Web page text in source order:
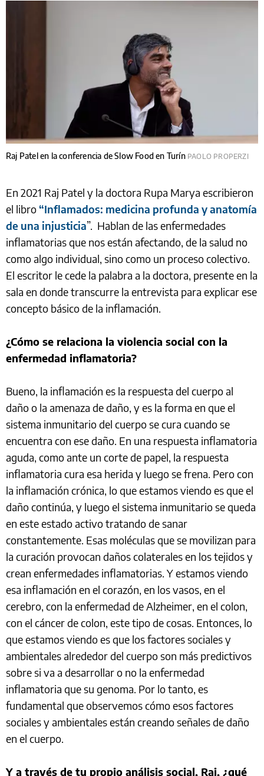
Raj Patel en la conferencia de Slow Food en Turín PAOLO PROPERZI
En 2021 Raj Patel y la doctora Rupa Marya escribieron
el libro“Inflamados: medicina profunda y anatomía
de una injusticia”. Hablan de las enfermedades
inflamatorias que nos están afectando, de la salud no
como algo individual, sino como un proceso colectivo.
El escritor le cede la palabra a la doctora, presente en la
sala en donde transcurre la entrevista para explicar ese
concepto básico de la inflamación.
¿Cómo se relaciona la violencia social con la
enfermedad inflamatoria?
Bueno, la inflamación es la respuesta del cuerpo al
daño o la amenaza de daño, y es la forma en que el
sistema inmunitario del cuerpo se cura cuando se
encuentra con ese daño. En una respuesta inflamatoria
aguda, como ante un corte de papel, la respuesta
inflamatoria cura esa herida y luego se frena. Pero con
la inflamación crónica, lo que estamos viendo es que el
daño continúa, y luego el sistema inmunitario se queda
en este estado activo tratando de sanar
constantemente. Esas moléculas que se movilizan para
la curación provocan daños colaterales en los tejidos y
crean enfermedades inflamatorias. Y estamos viendo
esa inflamación en el corazón, en los vasos, en el
cerebro, con la enfermedad de Alzheimer, en el colon,
con el cáncer de colon, este tipo de cosas. Entonces, lo
que estamos viendo es que los factores sociales y
ambientales alrededor del cuerpo son más predictivos
sobre si va a desarrollar o no la enfermedad
inflamatoria que su genoma. Por lo tanto, es
fundamental que observemos cómo esos factores
sociales y ambientales están creando señales de daño
en el cuerpo.
Y a través de tu propio análisis social, Raj, ¿qué